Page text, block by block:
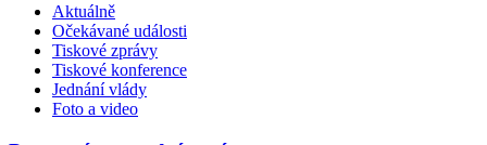
Aktuálně
Očekávané události
Tiskové zprávy
Tiskové konference
Jednání vlády
Foto a video